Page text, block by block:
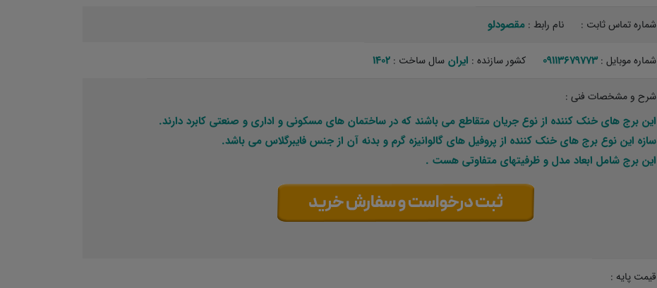
شماره تماس ثابت : نام رابط : مقصودلو ‏
شماره موبایل : 09113679773 کشور سازنده : ایران سال ساخت : 1402
شرح و مشخصات فنی :
این برج های خنک کننده از نوع جریان متقاطع می باشند که در ساختمان های مسکونی و اداری و صنعتی کابرد دارند.
سازه این نوع برج های خنک کننده از پروفیل های گالوانیزه گرم و بدنه آن از جنس فایبرگلاس می باشد.
این برج شامل ابعاد مدل و ظرفیتهای متفاوتی هست .
قیمت پایه :